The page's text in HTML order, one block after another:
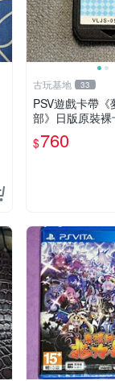
古玩基地 33
PSV遊戲卡帶《
部》日版原裝
誤，限SONY
v psv游戲 psv夢
$760